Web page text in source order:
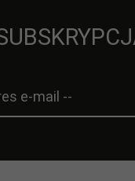
e-mail --